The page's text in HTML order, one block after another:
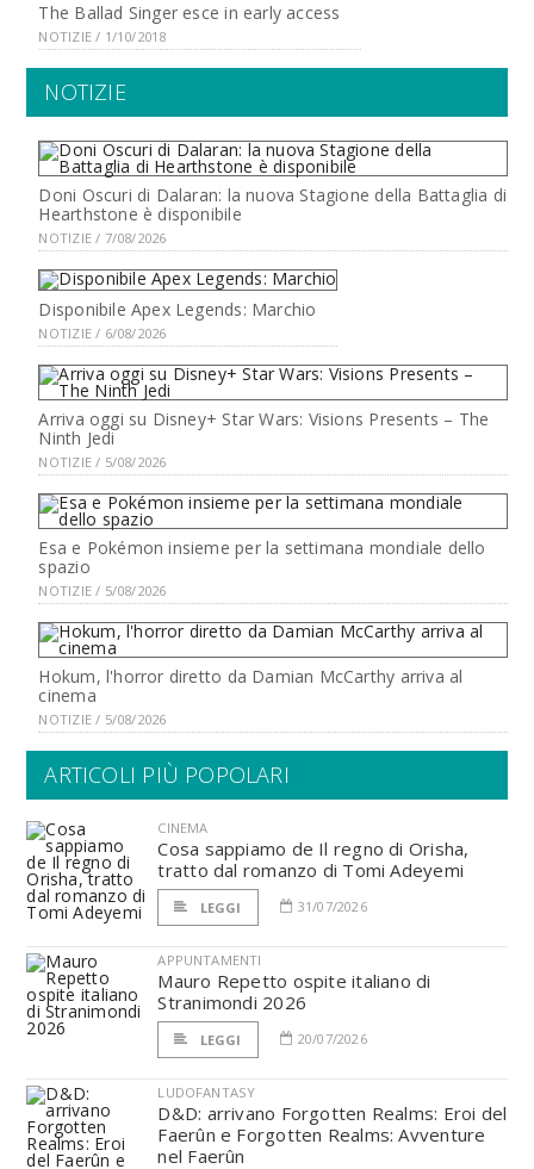
The Ballad Singer esce in early access
NOTIZIE / 1/10/2018
NOTIZIE
Doni Oscuri di Dalaran: la nuova Stagione della Battaglia di
Hearthstone è disponibile
NOTIZIE / 7/08/2026
Disponibile Apex Legends: Marchio
NOTIZIE / 6/08/2026
Arriva oggi su Disney+ Star Wars: Visions Presents – The
Ninth Jedi
NOTIZIE / 5/08/2026
Esa e Pokémon insieme per la settimana mondiale dello
spazio
NOTIZIE / 5/08/2026
Hokum, l'horror diretto da Damian McCarthy arriva al
cinema
NOTIZIE / 5/08/2026
ARTICOLI PIÙ POPOLARI
CINEMA
Cosa sappiamo de Il regno di Orisha,
tratto dal romanzo di Tomi Adeyemi
LEGGI 31/07/2026
APPUNTAMENTI
Mauro Repetto ospite italiano di
Stranimondi 2026
LEGGI 20/07/2026
LUDOFANTASY
D&D: arrivano Forgotten Realms: Eroi del
Faerûn e Forgotten Realms: Avventure
nel Faerûn